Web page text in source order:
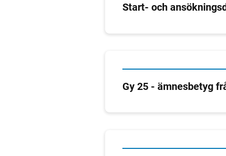
Start- och
Gy 25 - ämnesbetyg